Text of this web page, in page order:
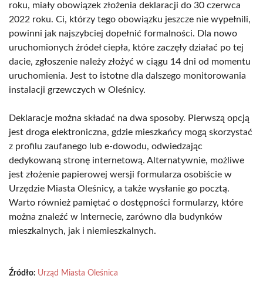
roku, miały obowiązek złożenia deklaracji do 30 czerwca
2022 roku. Ci, którzy tego obowiązku jeszcze nie wypełnili,
powinni jak najszybciej dopełnić formalności. Dla nowo
uruchomionych źródeł ciepła, które zaczęły działać po tej
dacie, zgłoszenie należy złożyć w ciągu 14 dni od momentu
uruchomienia. Jest to istotne dla dalszego monitorowania
instalacji grzewczych w Oleśnicy.
Deklaracje można składać na dwa sposoby. Pierwszą opcją
jest droga elektroniczna, gdzie mieszkańcy mogą skorzystać
z profilu zaufanego lub e-dowodu, odwiedzając
dedykowaną stronę internetową. Alternatywnie, możliwe
jest złożenie papierowej wersji formularza osobiście w
Urzędzie Miasta Oleśnicy, a także wysłanie go pocztą.
Warto również pamiętać o dostępności formularzy, które
można znaleźć w Internecie, zarówno dla budynków
mieszkalnych, jak i niemieszkalnych.
Źródło: Urząd Miasta Oleśnica